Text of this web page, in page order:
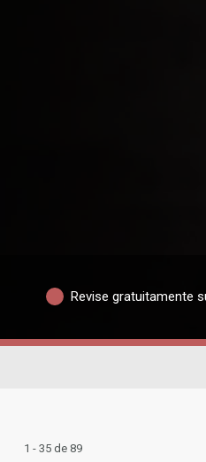
Revise gratuitamente
1 - 35 de 89